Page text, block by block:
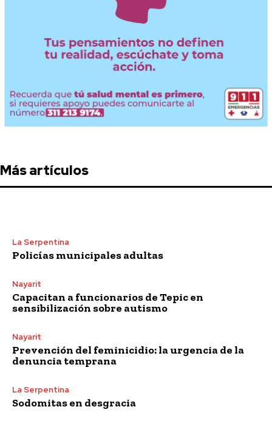
Más artículos
La Serpentina
Policías municipales adultas
Nayarit
Capacitan a funcionarios de Tepic en
sensibilización sobre autismo
Nayarit
Prevención del feminicidio: la urgencia de la
denuncia temprana
La Serpentina
Sodomitas en desgracia